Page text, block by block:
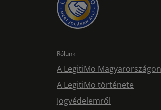
Rólunk
A LegitiMo Magyarországon
A LegitiMo története
Jogvédelemről